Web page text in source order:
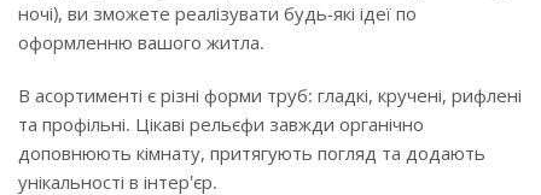
ночі), ви зможете реалізувати будь-які ідеї по
оформленню вашого житла.
В асортименті є різні форми труб: гладкі, кручені, рифлені
та профільні. Цікаві рельєфи завжди органічно
доповнюють кімнату, притягують погляд та додають
унікальності в інтер'єр.